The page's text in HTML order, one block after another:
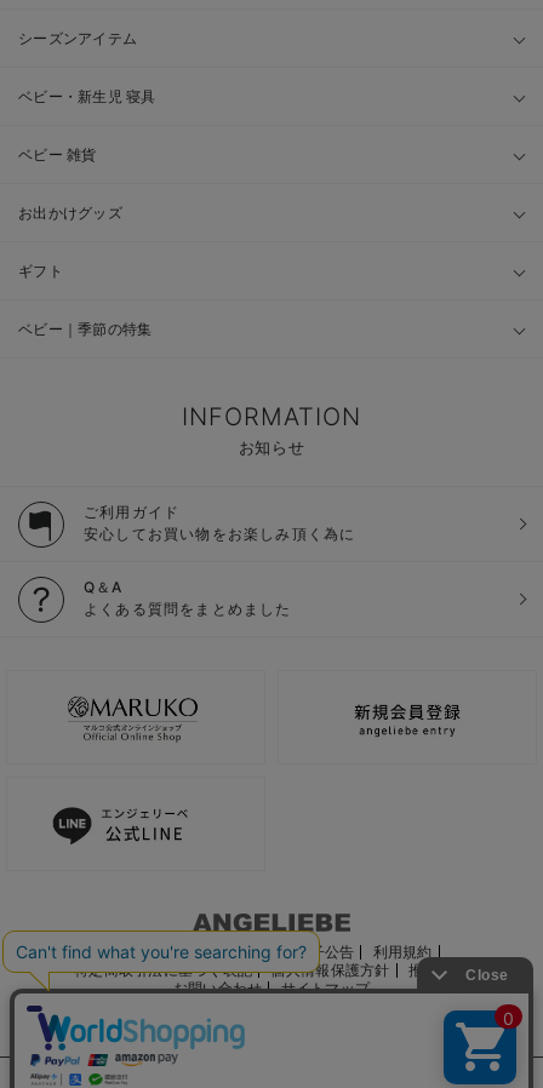
シーズンアイテム
ベビー・新生児 寝具
ベビー 雑貨
お出かけグッズ
ギフト
ベビー｜季節の特集
INFORMATION
お知らせ
ご利用ガイド
安心してお買い物をお楽しみ頂く為に
Q＆A
よくある質問をまとめました
ご利用ガイド 会社概要 電子公告
利用規約
特定商取引法に基づく表記
個人情報保護方針
推奨環境
お問い合わせ
サイトマップ
サイト内の文章、画像などの著作物はマルコ株式会社に属します。